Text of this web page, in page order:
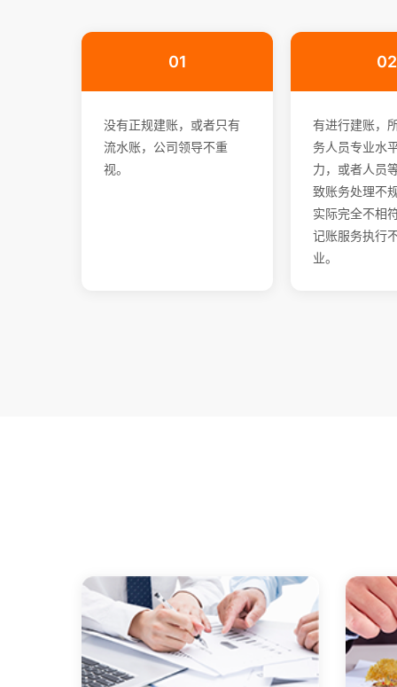
01
没有正规建账，或者只有
流水账，公司领导不重
视。
02
有进行建账，
务人员专业水
力，或者人员
致账务处理不
实际完全不相
记账服务执行
业。